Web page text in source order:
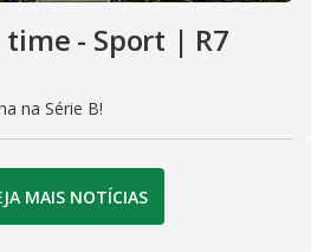
time - Sport | R7
na Série B!
MAIS NOTÍCIAS